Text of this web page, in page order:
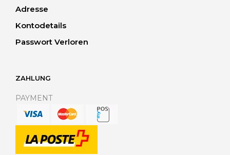
Adresse
Kontodetails
Passwort Verloren
ZAHLUNG
PAYMENT